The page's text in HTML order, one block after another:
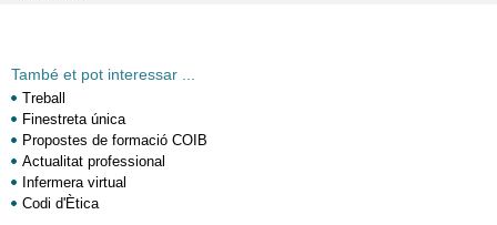
També et pot interessar ...
Treball
Finestreta única
Propostes de formació COIB
Actualitat professional
Infermera virtual
Codi d'Ètica